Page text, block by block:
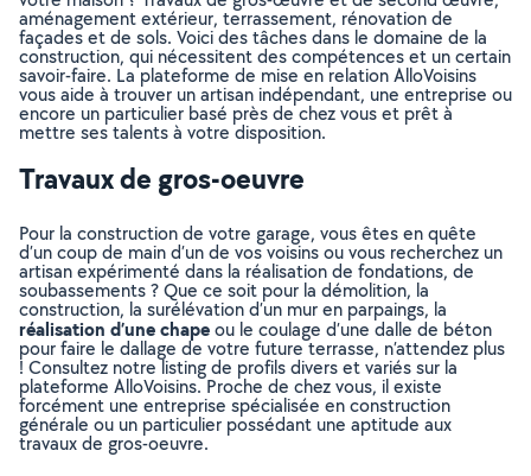
aménagement extérieur, terrassement, rénovation de
façades et de sols. Voici des tâches dans le domaine de la
construction, qui nécessitent des compétences et un certain
savoir-faire. La plateforme de mise en relation AlloVoisins
vous aide à trouver un artisan indépendant, une entreprise ou
encore un particulier basé près de chez vous et prêt à
mettre ses talents à votre disposition.
Travaux de gros-oeuvre
Pour la construction de votre garage, vous êtes en quête
d’un coup de main d’un de vos voisins ou vous recherchez un
artisan expérimenté dans la réalisation de fondations, de
soubassements ? Que ce soit pour la démolition, la
construction, la surélévation d’un mur en parpaings, la
réalisation d’une chapeou le coulage d’une dalle de béton
pour faire le dallage de votre future terrasse, n’attendez plus
! Consultez notre listing de profils divers et variés sur la
plateforme AlloVoisins. Proche de chez vous, il existe
forcément une entreprise spécialisée en construction
générale ou un particulier possédant une aptitude aux
travaux de gros-oeuvre.